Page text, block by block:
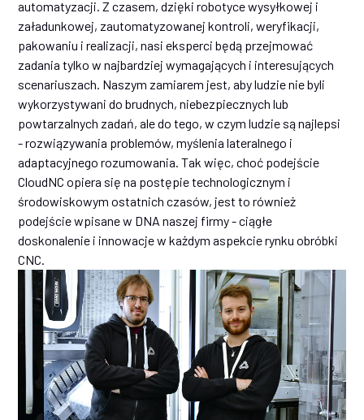
automatyzacji. Z czasem, dzięki robotyce wysyłkowej i
załadunkowej, zautomatyzowanej kontroli, weryfikacji,
pakowaniu i realizacji, nasi eksperci będą przejmować
zadania tylko w najbardziej wymagających i interesujących
scenariuszach. Naszym zamiarem jest, aby ludzie nie byli
wykorzystywani do brudnych, niebezpiecznych lub
powtarzalnych zadań, ale do tego, w czym ludzie są najlepsi
- rozwiązywania problemów, myślenia lateralnego i
adaptacyjnego rozumowania. Tak więc, choć podejście
CloudNC opiera się na postępie technologicznym i
środowiskowym ostatnich czasów, jest to również
podejście wpisane w DNA naszej firmy - ciągłe
doskonalenie i innowacje w każdym aspekcie rynku obróbki
CNC.